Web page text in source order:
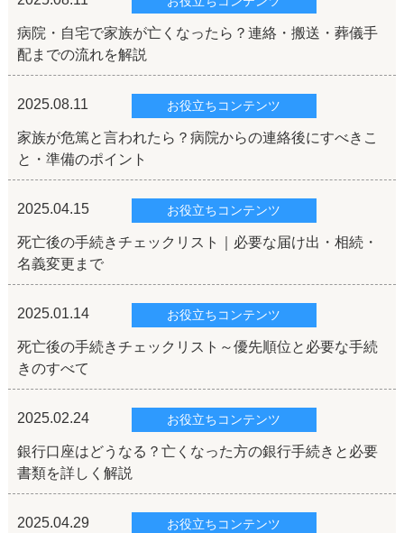
病院・自宅で家族が亡くなったら？連絡・搬送・葬儀手
配までの流れを解説
2025.08.11 お役立ちコンテンツ
家族が危篤と言われたら？病院からの連絡後にすべきこ
と・準備のポイント
2025.04.15 お役立ちコンテンツ
死亡後の手続きチェックリスト｜必要な届け出・相続・
名義変更まで
2025.01.14 お役立ちコンテンツ
死亡後の手続きチェックリスト～優先順位と必要な手続
きのすべて
2025.02.24 お役立ちコンテンツ
銀行口座はどうなる？亡くなった方の銀行手続きと必要
書類を詳しく解説
2025.04.29 お役立ちコンテンツ